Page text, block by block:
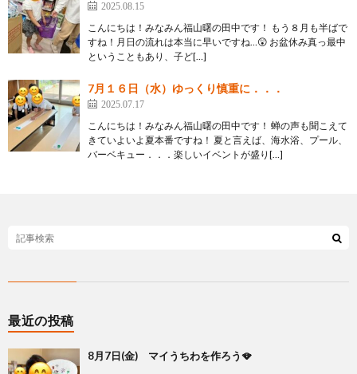
2025.08.15
こんにちは！みなみん福山曙の田中です！ もう８月も半ばで
すね！月日の流れは本当に早いですね…😲 お盆休み真っ最中
ということもあり、子ど[…]
7月１６日（水）ゆっくり慎重に．．．
2025.07.17
こんにちは！みなみん福山曙の田中です！ 蝉の声も聞こえて
きていよいよ夏本番ですね！ 夏と言えば、海水浴、プール、
バーベキュー．．．楽しいイベントが盛り[…]
最近の投稿
8月7日(金) マイうちわを作ろう🪭